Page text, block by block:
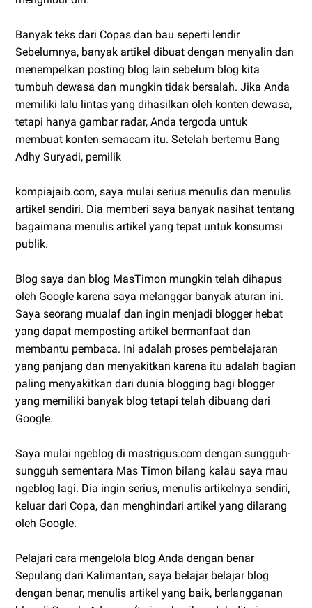
Banyak teks dari Copas dan bau seperti lendir
Sebelumnya, banyak artikel dibuat dengan menyalin dan
menempelkan posting blog lain sebelum blog kita
tumbuh dewasa dan mungkin tidak bersalah. Jika Anda
memiliki lalu lintas yang dihasilkan oleh konten dewasa,
tetapi hanya gambar radar, Anda tergoda untuk
membuat konten semacam itu. Setelah bertemu Bang
Adhy Suryadi, pemilik
kompiajaib.com, saya mulai serius menulis dan menulis
artikel sendiri. Dia memberi saya banyak nasihat tentang
bagaimana menulis artikel yang tepat untuk konsumsi
publik.
Blog saya dan blog MasTimon mungkin telah dihapus
oleh Google karena saya melanggar banyak aturan ini.
Saya seorang mualaf dan ingin menjadi blogger hebat
yang dapat memposting artikel bermanfaat dan
membantu pembaca. Ini adalah proses pembelajaran
yang panjang dan menyakitkan karena itu adalah bagian
paling menyakitkan dari dunia blogging bagi blogger
yang memiliki banyak blog tetapi telah dibuang dari
Google.
Saya mulai ngeblog di mastrigus.com dengan sungguh-
sungguh sementara Mas Timon bilang kalau saya mau
ngeblog lagi. Dia ingin serius, menulis artikelnya sendiri,
keluar dari Copa, dan menghindari artikel yang dilarang
oleh Google.
Pelajari cara mengelola blog Anda dengan benar
Sepulang dari Kalimantan, saya belajar belajar blog
dengan benar, menulis artikel yang baik, berlangganan